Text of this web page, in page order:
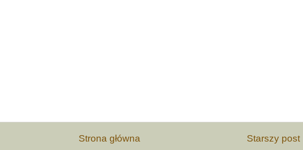
Starszy post
Strona główna